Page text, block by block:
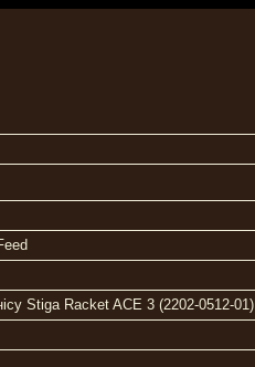
Stiga Racket ACE 3 (2202-0512-01)